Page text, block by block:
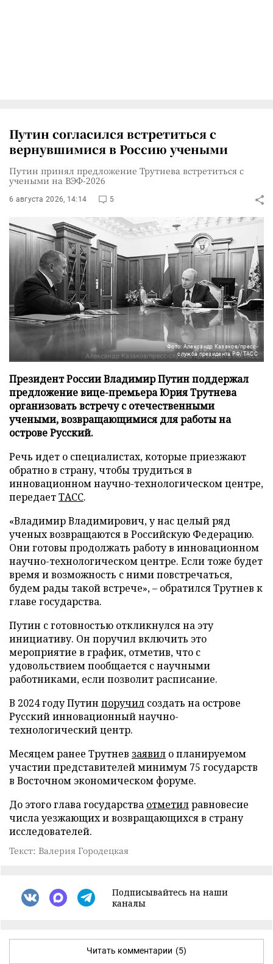
Путин согласился встретиться с
вернувшимися в Россию учеными
Путин принял предложение Трутнева встретиться с
учеными на ВЭФ-2026
6 августа 2026, 14:14 5
Фото: Александр Казаков/пресс-
служба президента РФ/ТАСС
Президент России Владимир Путин поддержал
предложение вице-премьера Юрия Трутнева
организовать встречу с отечественными
учеными, возвращающимися для работы на
острове Русский.
Речь идет о специалистах, которые приезжают
обратно в страну, чтобы трудиться в
инновационном научно-технологическом центре,
передаетТАСС.
«Владимир Владимирович, у нас целый ряд
ученых возвращаются в Российскую Федерацию.
Они готовы продолжать работу в инновационном
научно-технологическом центре. Если тоже будет
время и возможность с ними повстречаться,
будем рады такой встрече», – обратился Трутнев к
главе государства.
Путин с готовностью откликнулся на эту
инициативу. Он поручил включить это
мероприятие в график, отметив, что с
удовольствием пообщается с научными
работниками, если позволит расписание.
В 2024 году Путин поручил создать на острове
Русский инновационный научно-
технологический центр.
Месяцем ранее Трутнев заявил о планируемом
участии представителей минимум 75 государств
в Восточном экономическом форуме.
До этого глава государства отметилравновесие
числа уезжающих и возвращающихся в страну
исследователей.
Текст: Валерия Городецкая
Подписывайтесь на наши
каналы
Читать комментарии (5)